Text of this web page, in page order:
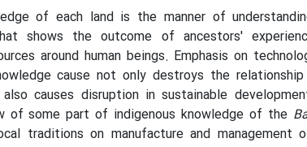
of each land is the manner of
shows the outcome of ancestors'
around human beings. Emphasis on
cause not only destroys the
causes disruption in sustainable
of some part of indigenous knowledge of the
traditions on manufacture and management